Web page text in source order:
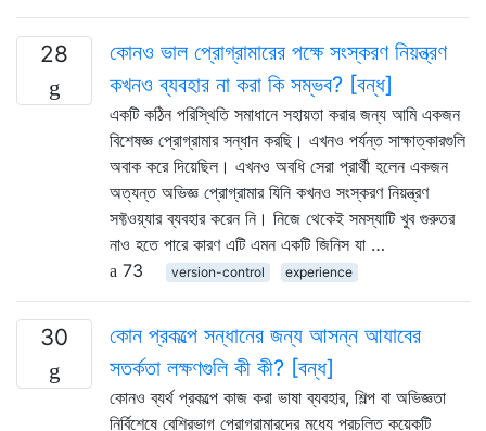
28
কোনও ভাল প্রোগ্রামারের পক্ষে সংস্করণ নিয়ন্ত্রণ
কখনও ব্যবহার না করা কি সম্ভব? [বন্ধ]
একটি কঠিন পরিস্থিতি সমাধানে সহায়তা করার জন্য আমি একজন
বিশেষজ্ঞ প্রোগ্রামার সন্ধান করছি। এখনও পর্যন্ত সাক্ষাত্কারগুলি
অবাক করে দিয়েছিল। এখনও অবধি সেরা প্রার্থী হলেন একজন
অত্যন্ত অভিজ্ঞ প্রোগ্রামার যিনি কখনও সংস্করণ নিয়ন্ত্রণ
সফ্টওয়্যার ব্যবহার করেন নি। নিজে থেকেই সমস্যাটি খুব গুরুতর
নাও হতে পারে কারণ এটি এমন একটি জিনিস যা …
73
version-control experience
30
কোন প্রকল্পে সন্ধানের জন্য আসন্ন আযাবের
সতর্কতা লক্ষণগুলি কী কী? [বন্ধ]
কোনও ব্যর্থ প্রকল্পে কাজ করা ভাষা ব্যবহার, শিল্প বা অভিজ্ঞতা
নির্বিশেষে বেশিরভাগ প্রোগ্রামারদের মধ্যে প্রচলিত কয়েকটি